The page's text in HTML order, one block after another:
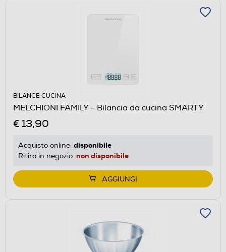
BILANCE CUCINA
MELCHIONI FAMILY - Bilancia da cucina SMARTY
€ 13,90
Acquisto online: disponibile
Ritiro in negozio: non disponibile
AGGIUNGI